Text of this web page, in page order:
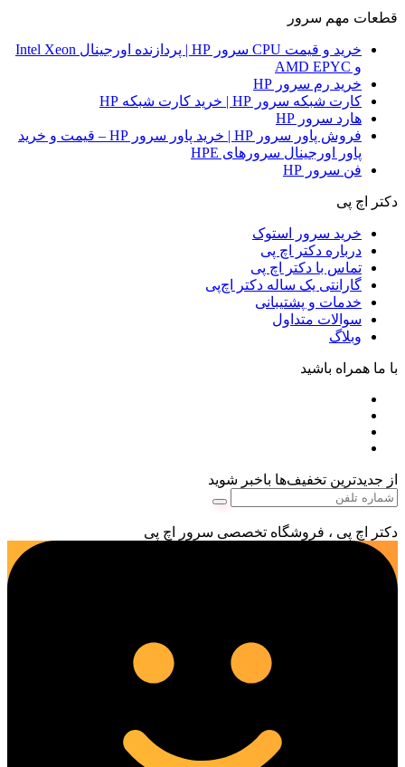
قطعات مهم سرور
خرید و قیمت CPU سرور HP | پردازنده اورجینال Intel Xeon
و AMD EPYC
خرید رم سرور HP
کارت شبکه سرور HP | خرید کارت شبکه HP
هارد سرور HP
فروش پاور سرور HP | خرید پاور سرور HP – قیمت و خرید
پاور اورجینال سرورهای HPE
فن سرور HP
دکتر اچ پی
خرید سرور استوک
درباره دکتر اچ پی
تماس با دکتر اچ پی
گارانتی یک ساله دکتر اچ‌پی
خدمات و پشتیبانی
سوالات متداول
وبلاگ
با ما همراه باشید
از جدیدترین تخفیف‌ها باخبر شوید
دکتر اچ پی ، فروشگاه تخصصی سرور اچ پی